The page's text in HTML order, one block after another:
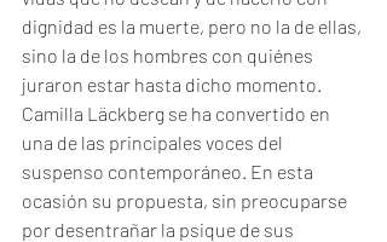
dignidad es la muerte, pero no la de ellas,
sino la de los hombres con quiénes
juraron estar hasta dicho momento.
Camilla Läckberg se ha convertido en
una de las principales voces del
suspenso contemporáneo. En esta
ocasión su propuesta, sin preocuparse
por desentrañar la psique de sus